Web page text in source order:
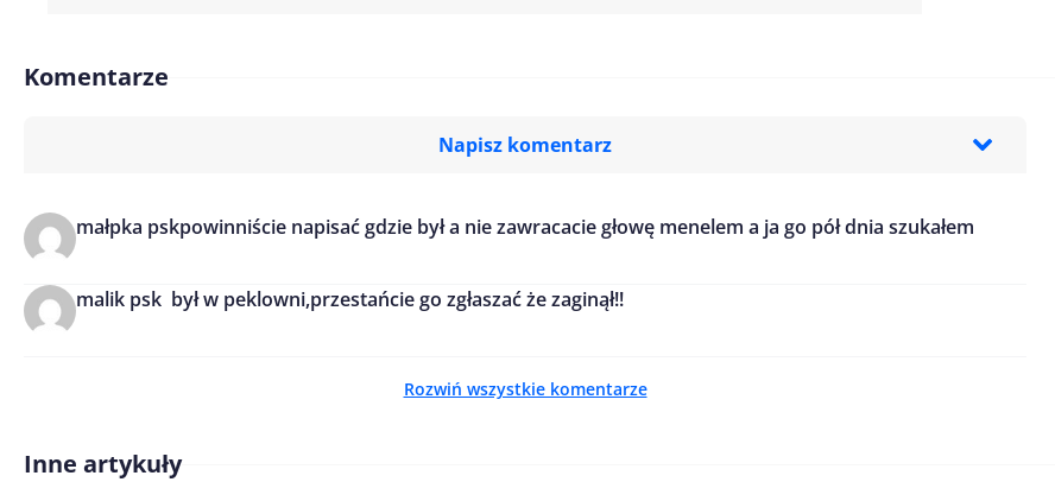
Komentarze
Napisz komentarz
Treść komentarza*
Imię/ Nick*
małpka pskpowinniście napisać gdzie był a nie zawracacie głowę menelem a ja go pół dnia szukałem
malik psk był w peklowni,przestańcie go zgłaszać że zaginął!!
Rozwiń wszystkie komentarze
Inne artykuły